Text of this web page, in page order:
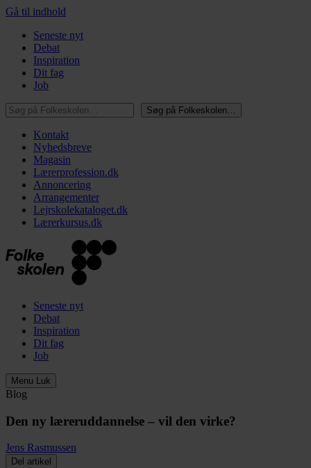
Gå til indhold
Seneste nyt
Debat
Inspiration
Dit fag
Job
Søg på Folkeskolen…
Søg på Folkeskolen…
Kontakt
Nyhedsbreve
Magasin
Lærerprofession.dk
Annoncering
Arrangementer
Lejrskolekataloget.dk
Lærerkursus.dk
Seneste nyt
Debat
Inspiration
Dit fag
Job
Menu Luk
Blog
Den ny læreruddannelse – vil den virke?
Jens Rasmussen
Del artikel